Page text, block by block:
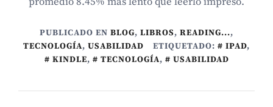
PUBLICADO EN BLOG, LIBROS, READING...,
TECNOLOGÍ­A, USABILIDAD ETIQUETADO: IPAD,
KINDLE, TECNOLOGÍA, USABILIDAD